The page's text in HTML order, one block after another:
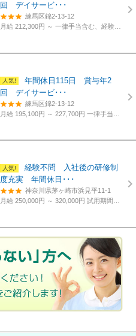
回 デイサービ･･･
練馬区錦2-13-12
月給 212,300円 ～一律手当含む、経験・資格考慮
年間休日115日 賞与年2
回 デイサービ･･･
練馬区錦2-13-12
月給 195,100円 ～ 227,700円一律手当含む、経験・資格考慮
経験不問 入社後の研修制
度充実 年間休日･･･
神奈川県茅ヶ崎市浜見平11-1
月給 250,000円 ～ 320,000円試用期間あり。3カ月～4カ月。